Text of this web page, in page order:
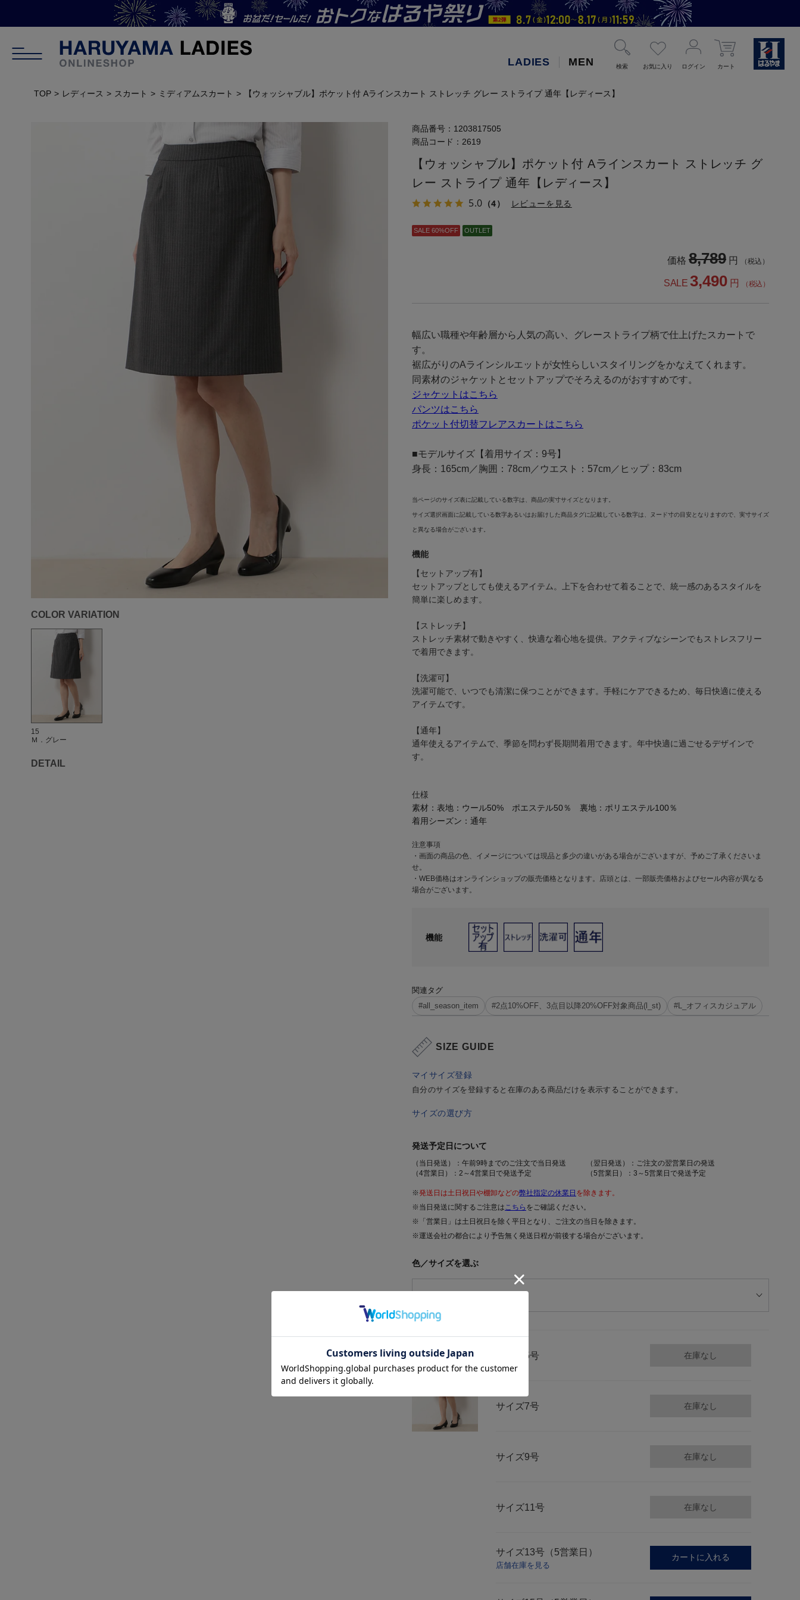
LADIES MEN 検索 お気に入り ログイン カート
TOP レディース スカート ミディアムスカート 【ウォッシャブル】ポケット付 Aラインスカート ストレッチ グレー ストライプ 通年【レディース】
COLOR VARIATION
15
Ｍ．グレー
DETAIL
商品番号： 1203817505
商品コード： 2619
【ウォッシャブル】ポケット付 Aラインスカート ストレッチ グ
レー ストライプ 通年【レディース】
5.0 （4） レビューを見る
SALE 60%OFF OUTLET
価格 8,789 円 （税込）
SALE 3,490 円 （税込）
幅広い職種や年齢層から人気の高い、グレーストライプ柄で仕上げたスカートで
す。
裾広がりのAラインシルエットが女性らしいスタイリングをかなえてくれます。
同素材のジャケットとセットアップでそろえるのがおすすめです。
ジャケットはこちら
パンツはこちら
ポケット付切替フレアスカートはこちら
■モデルサイズ【着用サイズ：9号】
身長：165cm／胸囲：78cm／ウエスト：57cm／ヒップ：83cm
当ページのサイズ表に記載している数字は、商品の実寸サイズとなります。
サイズ選択画面に記載している数字あるいはお届けした商品タグに記載している数字は、ヌード寸の目安となりますので、実寸サイズ
と異なる場合がございます。
機能
【セットアップ有】
セットアップとしても使えるアイテム。上下を合わせて着ることで、統一感のあるスタイルを
簡単に楽しめます。
【ストレッチ】
ストレッチ素材で動きやすく、快適な着心地を提供。アクティブなシーンでもストレスフリー
で着用できます。
【洗濯可】
洗濯可能で、いつでも清潔に保つことができます。手軽にケアできるため、毎日快適に使える
アイテムです。
【通年】
通年使えるアイテムで、季節を問わず長期間着用できます。年中快適に過ごせるデザインで
す。
仕様
素材： 表地：ウール50% ポエステル50％ 裏地：ポリエステル100％
着用シーズン： 通年
注意事項
・画面の商品の色、イメージについては現品と多少の違いがある場合がございますが、予めご了承くださいま
せ。
・WEB価格はオンラインショップの販売価格となります。店頭とは、一部販売価格およびセール内容が異なる
場合がございます。
機能
関連タグ
#all_season_item
#2点10%OFF、3点目以降20%OFF対象商品(l_st) #L_オフィスカジュアル
SIZE GUIDE
マイサイズ登録
自分のサイズを登録すると在庫のある商品だけを表示することができます。
サイズの選び方
発送予定日について
（当日発送）：午前9時までのご注文で当日発送
（翌日発送）：ご注文の翌営業日の発送
（4営業日）：2～4営業日で発送予定
（5営業日）：3～5営業日で発送予定
※発送日は土日祝日や棚卸などの弊社指定の休業日 を除きます。
※当日発送に関するご注意はこちら をご確認ください。
※「営業日」は土日祝日を除く平日となり、ご注文の当日を除きます。
※運送会社の都合により予告無く発送日程が前後する場合がございます。
色／サイズを選ぶ
5号 在庫なし
サイズ7号 在庫なし
サイズ9号 在庫なし
サイズ11号 在庫なし
サイズ13号（5営業日）
店舗在庫を見る
カートに入れる